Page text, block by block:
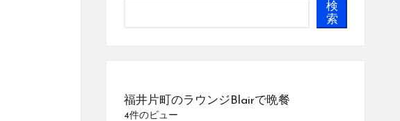
検
索
福井片町のラウンジBlairで晩餐
4件のビュー